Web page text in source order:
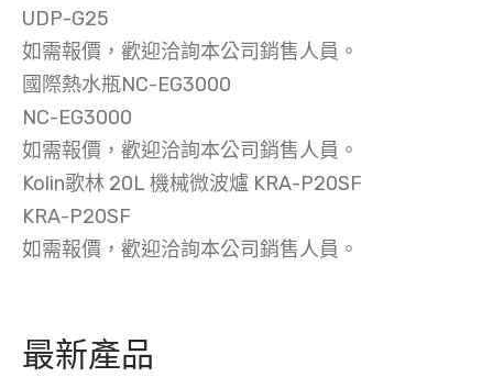
UDP-G25
如需報價，歡迎洽詢本公司銷售人員。
國際熱水瓶NC-EG3000
NC-EG3000
如需報價，歡迎洽詢本公司銷售人員。
Kolin歌林 20L 機械微波爐 KRA-P20SF
KRA-P20SF
如需報價，歡迎洽詢本公司銷售人員。
最新產品